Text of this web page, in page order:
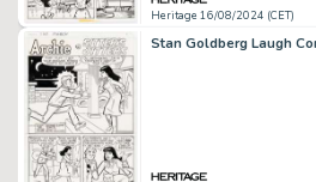
Heritage 16/08/2024 (CET)